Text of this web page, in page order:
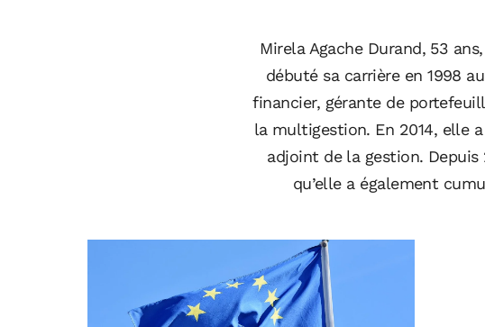
Mirela Agache Durand, 53
débuté sa carrière en 1998
financier, gérante de
la multigestion. En 2014, elle
adjoint de la gestion. Depuis
qu’elle a également